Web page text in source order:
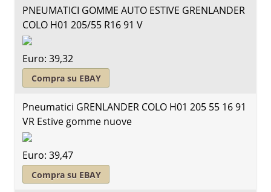
PNEUMATICI GOMME AUTO ESTIVE GRENLANDER
COLO H01 205/55 R16 91 V
Euro: 39,32
Compra su EBAY
Pneumatici GRENLANDER COLO H01 205 55 16 91
VR Estive gomme nuove
Euro: 39,47
Compra su EBAY